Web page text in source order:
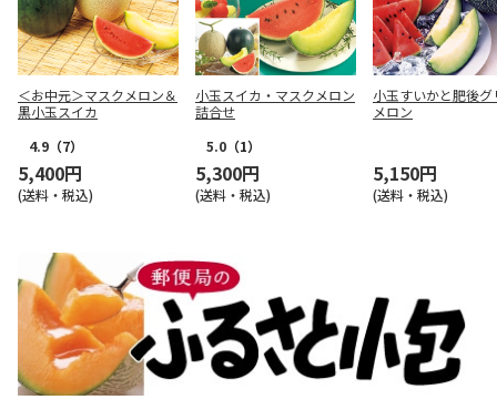
＜お中元＞マスクメロン＆
黒小玉スイカ
4.9 （7）
5,400円
(送料・税込)
小玉スイカ・マスクメロン
詰合せ
5.0 （1）
5,300円
(送料・税込)
小玉すいかと肥後グ
メロン
5,150円
(送料・税込)